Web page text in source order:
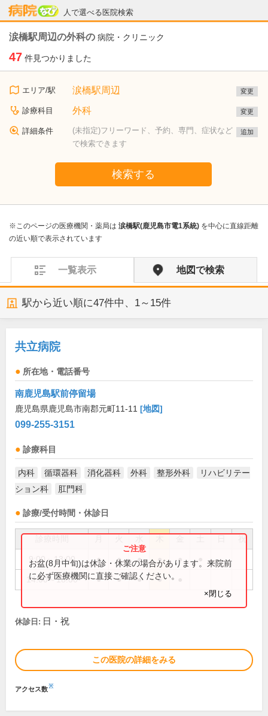
人で選べる医院検索
病院なび
涙橋駅周辺の外科の 病院・クリニック
47 件見つかりました
エリア/駅 涙橋駅周辺 変更
診療科目 外科 変更
詳細条件
(未指定)フリーワード、予約、専門、症状など
で検索できます
追加
検索する
※このページの医療機関・薬局は 涙橋駅(鹿児島市電1系統) を中心に直線距離
の近い順で表示されています
一覧表示 地図で検索
駅から近い順に47件中、 1～15件
共立病院
所在地・電話番号
南鹿児島駅前停留場
鹿児島県鹿児島市南郡元町11-11 [地図]
099-255-3151
診療科目
内科 循環器科 消化器科 外科 整形外科
リハビリテー
ション科
肛門科
診療/受付時間・休診日
祝
9:00～13:00 ● ● ● ● ●
14:00～18:00 ● ● ● ●
お盆(8月中旬)は休診・休業の場合があります。来院前
に必ず医療機関に直接ご確認ください。
×閉じる
休診日: 日・祝
この医院の詳細をみる
アクセス数※